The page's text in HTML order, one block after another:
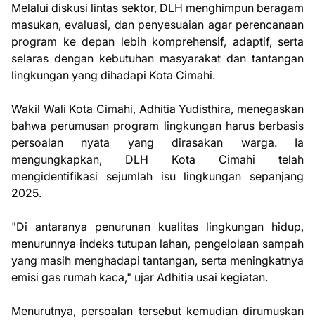
Melalui diskusi lintas sektor, DLH menghimpun beragam
masukan, evaluasi, dan penyesuaian agar perencanaan
program ke depan lebih komprehensif, adaptif, serta
selaras dengan kebutuhan masyarakat dan tantangan
lingkungan yang dihadapi Kota Cimahi.
Wakil Wali Kota Cimahi, Adhitia Yudisthira, menegaskan
bahwa perumusan program lingkungan harus berbasis
persoalan nyata yang dirasakan warga. Ia
mengungkapkan, DLH Kota Cimahi telah
mengidentifikasi sejumlah isu lingkungan sepanjang
2025.
"Di antaranya penurunan kualitas lingkungan hidup,
menurunnya indeks tutupan lahan, pengelolaan sampah
yang masih menghadapi tantangan, serta meningkatnya
emisi gas rumah kaca," ujar Adhitia usai kegiatan.
Menurutnya, persoalan tersebut kemudian dirumuskan